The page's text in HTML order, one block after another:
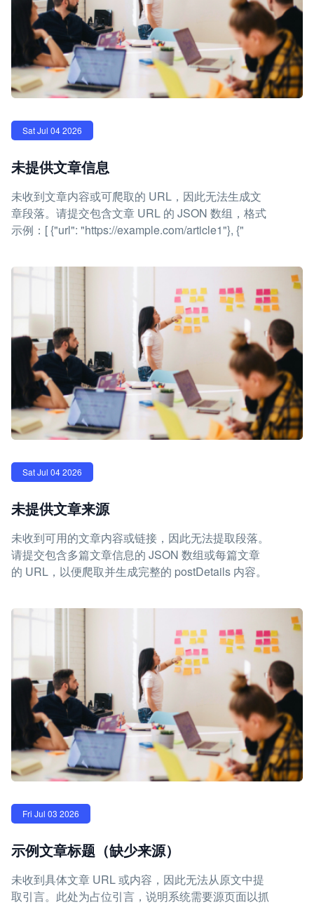
Sat Jul 04 2026
未提供文章信息
未收到文章内容或可爬取的 URL，因此无法生成文
章段落。请提交包含文章 URL 的 JSON 数组，格式
示例：[ {"url": "https://example.com/article1"}, {"
Sat Jul 04 2026
未提供文章来源
未收到可用的文章内容或链接，因此无法提取段落。
请提交包含多篇文章信息的 JSON 数组或每篇文章
的 URL，以便爬取并生成完整的 postDetails 内容。
Fri Jul 03 2026
示例文章标题（缺少来源）
未收到具体文章 URL 或内容，因此无法从原文中提
取引言。此处为占位引言，说明系统需要源页面以抓